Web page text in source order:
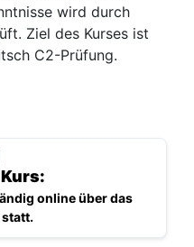
wird durch
Ziel des Kurses ist
C2-Prüfung.
online über das